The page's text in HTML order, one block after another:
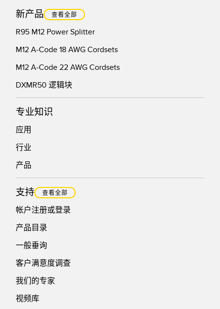
新产品 查看全部
R95 M12 Power Splitter
M12 A-Code 18 AWG Cordsets
M12 A-Code 22 AWG Cordsets
DXMR50 逻辑块
专业知识
应用
行业
产品
支持 查看全部
帐户注册或登录
产品目录
一般垂询
客户满意度调查
我们的专家
视频库